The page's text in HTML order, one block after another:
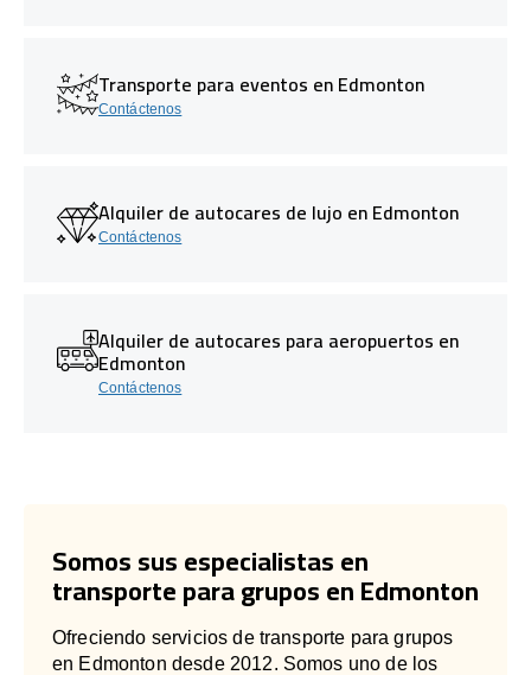
Transporte para eventos en Edmonton
Contáctenos
Alquiler de autocares de lujo en Edmonton
Contáctenos
Alquiler de autocares para aeropuertos en
Edmonton
Contáctenos
Somos sus especialistas en
transporte para grupos en Edmonton
Ofreciendo servicios de transporte para grupos
en Edmonton desde 2012. Somos uno de los